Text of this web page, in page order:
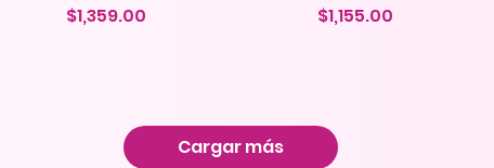
Precio
$1,359.00
Precio
$1,155.00
Cargar más